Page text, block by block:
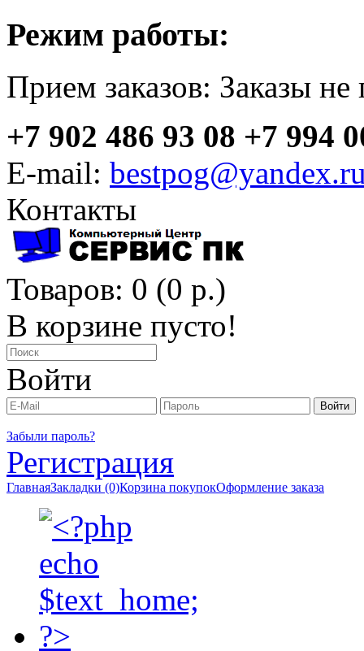
Режим работы:
Прием заказов: Заказы
+7 902 486 93 08 +7 994
E-mail:
Контакты
Товаров: 0 (0 р.)
В корзине пусто!
Войти
Забыли пароль?
Регистрация
ГлавнаяЗакладки (0)Корзина покупокОформление заказа